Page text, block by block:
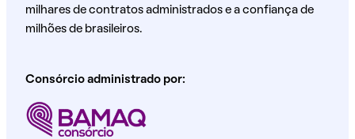
milhares de contratos administrados e a confiança de
milhões de brasileiros.
Consórcio administrado por: